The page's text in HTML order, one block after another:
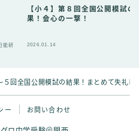
能研
【小４】第８回全国公開模試の
果！会心の一撃！
2026.01.14
５回全国公開模試の結果！まとめて失礼し
ー お問い合わせ